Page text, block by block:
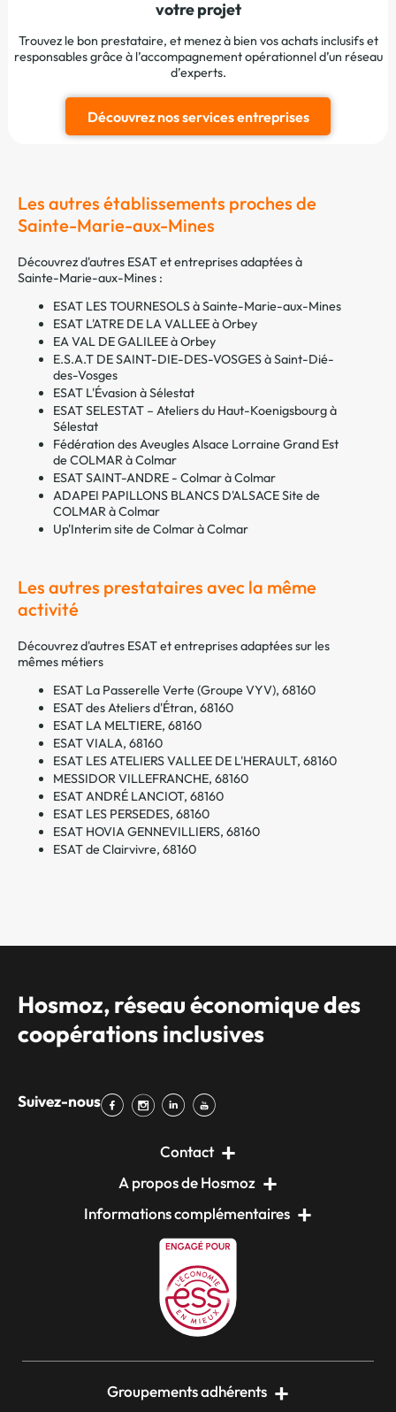
votre projet
Trouvez le bon prestataire, et menez à bien vos achats inclusifs et
responsables grâce à l’accompagnement opérationnel d’un réseau
d’experts.
Découvrez nos services entreprises
Les autres établissements proches de
Sainte-Marie-aux-Mines
Découvrez d'autres ESAT et entreprises adaptées à
Sainte-Marie-aux-Mines :
ESAT LES TOURNESOLS à Sainte-Marie-aux-Mines
ESAT L'ATRE DE LA VALLEE à Orbey
EA VAL DE GALILEE à Orbey
E.S.A.T DE SAINT-DIE-DES-VOSGES à Saint-Dié-
des-Vosges
ESAT L'Évasion à Sélestat
ESAT SELESTAT – Ateliers du Haut-Koenigsbourg à
Sélestat
Fédération des Aveugles Alsace Lorraine Grand Est
de COLMAR à Colmar
ESAT SAINT-ANDRE - Colmar à Colmar
ADAPEI PAPILLONS BLANCS D'ALSACE Site de
COLMAR à Colmar
Up'Interim site de Colmar à Colmar
Les autres prestataires avec la même
activité
Découvrez d'autres ESAT et entreprises adaptées sur les
mêmes métiers
ESAT La Passerelle Verte (Groupe VYV), 68160
ESAT des Ateliers d'Étran, 68160
ESAT LA MELTIERE, 68160
ESAT VIALA, 68160
ESAT LES ATELIERS VALLEE DE L'HERAULT, 68160
MESSIDOR VILLEFRANCHE, 68160
ESAT ANDRÉ LANCIOT, 68160
ESAT LES PERSEDES, 68160
ESAT HOVIA GENNEVILLIERS, 68160
ESAT de Clairvivre, 68160
Hosmoz, réseau économique des
coopérations inclusives
Suivez-nous
Contact
A propos de Hosmoz
Informations complémentaires
Groupements adhérents